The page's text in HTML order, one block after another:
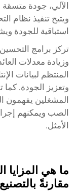
الآلي، جودة
ويتيح تنفيذ نظام
استباقية للجودة
تركز برامج
وزيادة معدلات
المنتظم لبيانات
وتعزيز الجودة.
المشغلين يفهمون
الصب ويمكنهم
الأمثل.
ما هي المزايا
مقارنةً